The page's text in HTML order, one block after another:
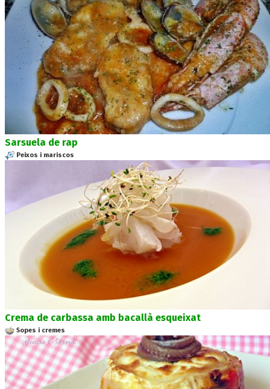
Sarsuela de rap
Peixos i mariscos
Crema de carbassa amb bacallà esqueixat
Sopes i cremes